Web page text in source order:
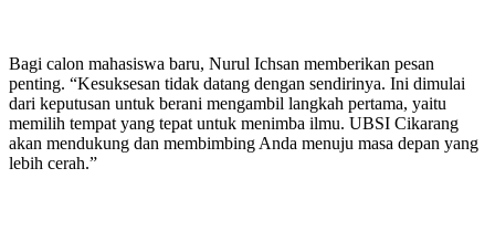
Bagi calon mahasiswa baru, Nurul Ichsan memberikan pesan
penting. “Kesuksesan tidak datang dengan sendirinya. Ini dimulai
dari keputusan untuk berani mengambil langkah pertama, yaitu
memilih tempat yang tepat untuk menimba ilmu. UBSI Cikarang
akan mendukung dan membimbing Anda menuju masa depan yang
lebih cerah.”